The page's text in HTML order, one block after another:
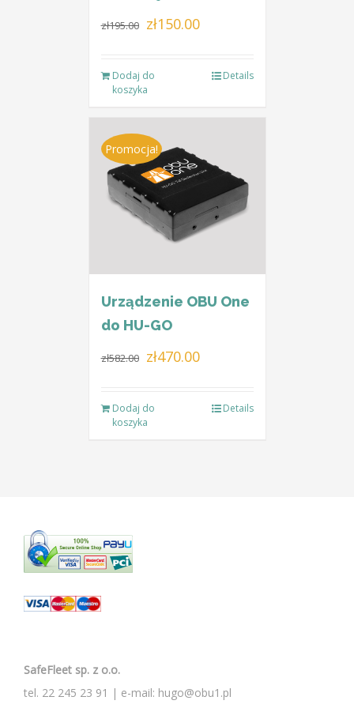
zł195.00 Pierwotna
zł195.00.
zł150.00Aktualna
Dodaj do
koszyka
Details
Promocja!
Urządzenie OBU One
do HU-GO
zł582.00 Pierwotna
zł582.00.
zł470.00Aktualna
Dodaj do
koszyka
Details
SafeFleet sp. z o.o.
tel. 22 245 23 91 | e-mail: hugo@obu1.pl